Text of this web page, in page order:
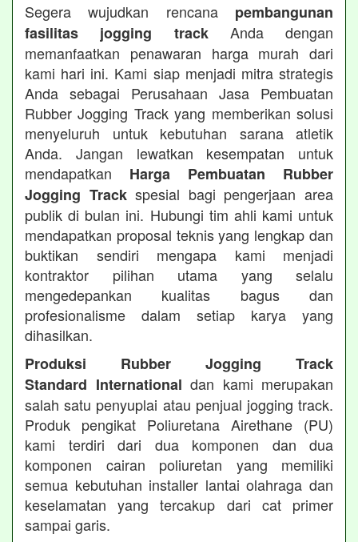
Segera wujudkan rencana pembangunan
fasilitas jogging trackAnda dengan
memanfaatkan penawaran harga murah dari
kami hari ini. Kami siap menjadi mitra strategis
Anda sebagai Perusahaan Jasa Pembuatan
Rubber Jogging Track yang memberikan solusi
menyeluruh untuk kebutuhan sarana atletik
Anda. Jangan lewatkan kesempatan untuk
mendapatkan Harga Pembuatan Rubber
Jogging Trackspesial bagi pengerjaan area
publik di bulan ini. Hubungi tim ahli kami untuk
mendapatkan proposal teknis yang lengkap dan
buktikan sendiri mengapa kami menjadi
kontraktor pilihan utama yang selalu
mengedepankan kualitas bagus dan
profesionalisme dalam setiap karya yang
dihasilkan.
Produksi Rubber Jogging Track
Standard International dan kami merupakan
salah satu penyuplai atau penjual jogging track.
Produk pengikat Poliuretana Airethane (PU)
kami terdiri dari dua komponen dan dua
komponen cairan poliuretan yang memiliki
semua kebutuhan installer lantai olahraga dan
keselamatan yang tercakup dari cat primer
sampai garis.